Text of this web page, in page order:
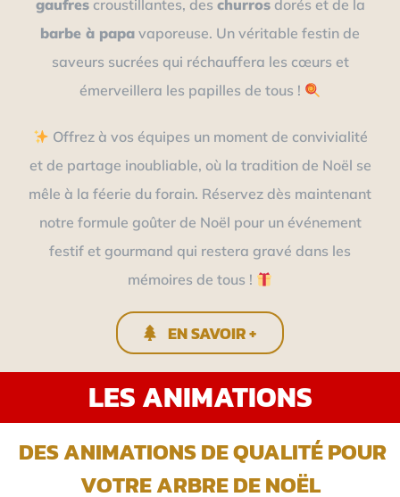
gaufrescroustillantes, des churrosdorés et de la
barbe à papa vaporeuse. Un véritable festin de
saveurs sucrées qui réchauffera les cœurs et
émerveillera les papilles de tous !
Offrez à vos équipes un moment de convivialité
et de partage inoubliable, où la tradition de Noël se
mêle à la féerie du forain. Réservez dès maintenant
notre formule goûter de Noël pour un événement
festif et gourmand qui restera gravé dans les
mémoires de tous !
EN SAVOIR +
LES ANIMATIONS
DES ANIMATIONS DE QUALITÉ POUR
VOTRE ARBRE DE NOËL